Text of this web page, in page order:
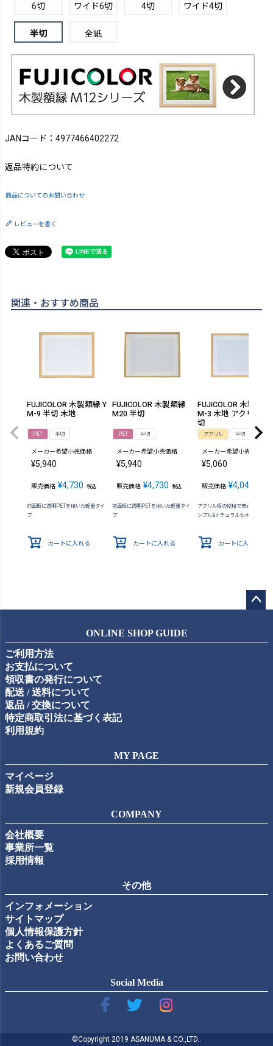
6切 ワイド6切 4切 ワイド4切
半切 全紙
JANコード：4977466402272
返品特約について
商品についてのお問い合わせ
レビューを書く
関連・おすすめ商品
FUJICOLOR 木製額縁 Y
M-9 半切 木地
PET 半切
メーカー希望小売価格
¥5,940
販売価格 ¥4,730 税込
前面板に透明PETを用いた軽量タイ
プ
カートに入れる
FUJICOLOR 木製額縁
M20 半切
PET 半切
メーカー希望小売価格
¥5,940
販売価格 ¥4,730 税込
前面板に透明PETを用いた軽量タイ
プ
カートに入れる
FUJICOLOR 木製額縁
M-3 木地 アクリル 半
切
アクリル 半切
メーカー希望小売価格
¥5,060
販売価格 ¥4,048
アクリル板の使用で安心感が向上
ンプル&ナチュラルな木製額縁
カートに入れる
ップ
ONLINE SHOP GUIDE
ご利用方法
お支払について
領収書の発行について
配送 / 送料について
返品 / 交換について
特定商取引法に基づく表記
利用規約
MY PAGE
マイページ
新規会員登録
COMPANY
会社概要
事業所一覧
採用情報
その他
インフォメーション
サイトマップ
個人情報保護方針
よくあるご質問
お問い合わせ
Social Media
©Copyright 2019 ASANUMA & CO.,LTD..